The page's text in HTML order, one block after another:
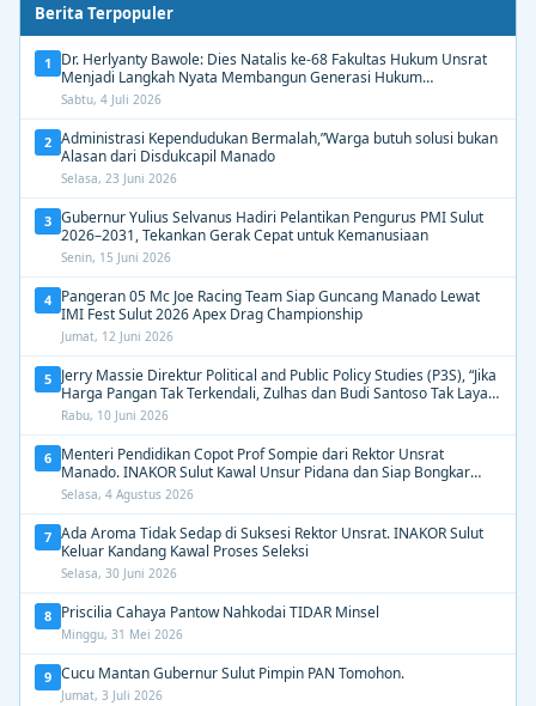
Berita Terpopuler
1
Dr. Herlyanty Bawole: Dies Natalis ke-68 Fakultas Hukum Unsrat
Menjadi Langkah Nyata Membangun Generasi Hukum
Berdampak
Sabtu, 4 Juli 2026
2 Administrasi Kependudukan Bermalah,”Warga butuh solusi bukan
Alasan dari Disdukcapil Manado
Selasa, 23 Juni 2026
3 Gubernur Yulius Selvanus Hadiri Pelantikan Pengurus PMI Sulut
2026–2031, Tekankan Gerak Cepat untuk Kemanusiaan
Senin, 15 Juni 2026
4 Pangeran 05 Mc Joe Racing Team Siap Guncang Manado Lewat
IMI Fest Sulut 2026 Apex Drag Championship
Jumat, 12 Juni 2026
5 Jerry Massie Direktur Political and Public Policy Studies (P3S), “Jika
Harga Pangan Tak Terkendali, Zulhas dan Budi Santoso Tak Layak
Dipertahankan”
Rabu, 10 Juni 2026
6 Menteri Pendidikan Copot Prof Sompie dari Rektor Unsrat
Manado. INAKOR Sulut Kawal Unsur Pidana dan Siap Bongkar
Aroma Busuk di Suksesi Rektor
Selasa, 4 Agustus 2026
7 Ada Aroma Tidak Sedap di Suksesi Rektor Unsrat. INAKOR Sulut
Keluar Kandang Kawal Proses Seleksi
Selasa, 30 Juni 2026
8 Priscilia Cahaya Pantow Nahkodai TIDAR Minsel
Minggu, 31 Mei 2026
9 Cucu Mantan Gubernur Sulut Pimpin PAN Tomohon.
Jumat, 3 Juli 2026